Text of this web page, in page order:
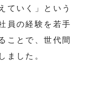
ていく」という
員の経験を若手
ことで、世代間
ました。